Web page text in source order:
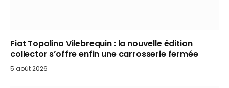
Fiat Topolino Vilebrequin : la nouvelle édition
collector s’offre enfin une carrosserie fermée
5 août 2026